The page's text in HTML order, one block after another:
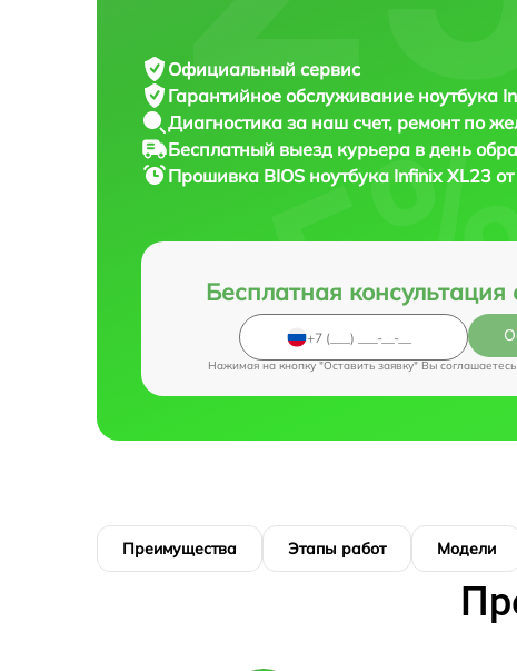
Официальный сервис
Гарантийное обслуживание ноутбука
Диагностика за наш счет, ремонт по
Бесплатный выезд курьера в день
Прошивка BIOS ноутбука Infinix XL23
Бесплатная
Нажимая на кнопку "Оставить заявку" Вы
Преимущества Этапы работ Модели